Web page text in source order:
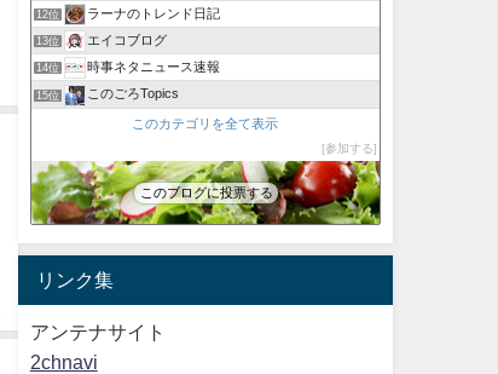
12位 ラーナのトレンド日記
13位 エイコブログ
14位 時事ネタニュース速報
15位 このごろTopics
このカテゴリを全て表示
参加する
このブログに投票する
リンク集
アンテナサイト
2chnavi